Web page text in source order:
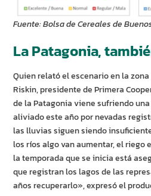
Fuente: Bolsa de Cereales de
La Patagonia,
Quien relató el escenario en la
Riskin, presidente de Primera
de la Patagonia viene sufriendo
aliviado este año por nevadas
las lluvias siguen siendo
los ríos algo van aumentar, el riego
la temporada que se inicia está
que registran los lagos de las
años recuperarlo», expresó el